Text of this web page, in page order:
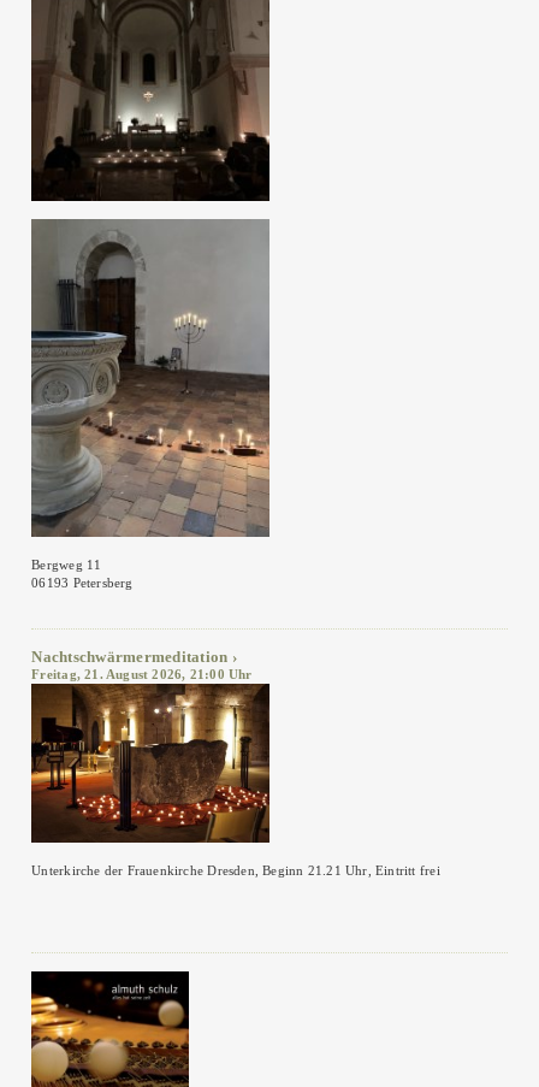
Bergweg 11
06193 Petersberg
Nachtschwärmermeditation
Freitag, 21. August 2026, 21:00 Uhr
Unterkirche der Frauenkirche Dresden, Beginn 21.21 Uhr, Eintritt frei